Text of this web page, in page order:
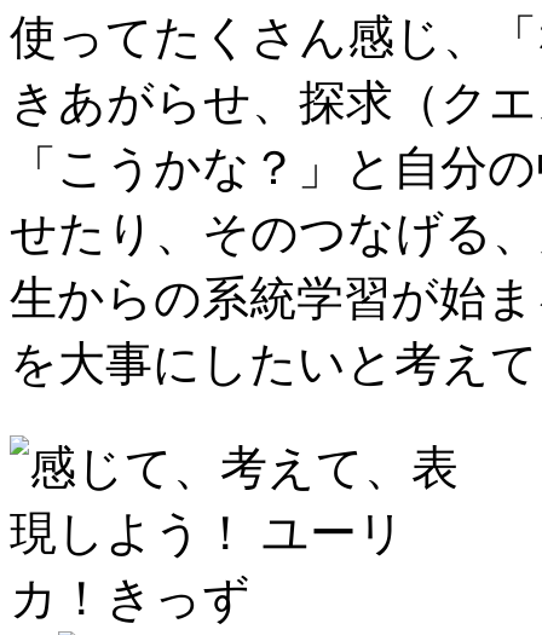
使ってたくさん感じ、
きあがらせ、探求（ク
「こうかな？」と自分
せたり、そのつなげる
生からの系統学習が始
を大事にしたいと考え